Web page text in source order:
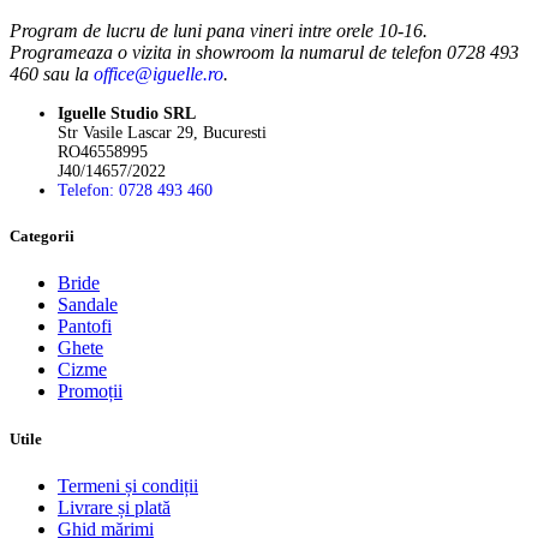
în
pagina
produsului.
Program de lucru de luni pana vineri intre orele 10-16.
Programeaza o vizita in showroom la numarul de telefon 0728 493
460 sau la office@iguelle.ro.
Iguelle Studio SRL
Str Vasile Lascar 29, Bucuresti
RO46558995
J40/14657/2022
Telefon: 0728 493 460
Categorii
Bride
Sandale
Pantofi
Ghete
Cizme
Promoții
Utile
Termeni și condiții
Livrare și plată
Ghid mărimi